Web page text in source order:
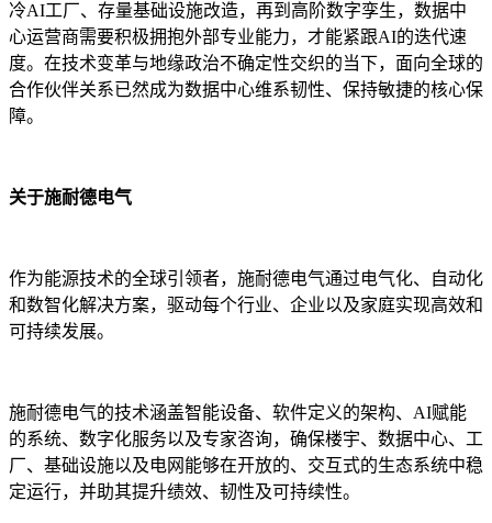
冷AI工厂、存量基础设施改造，再到高阶数字孪生，数据中
心运营商需要积极拥抱外部专业能力，才能紧跟AI的迭代速
度。在技术变革与地缘政治不确定性交织的当下，面向全球的
合作伙伴关系已然成为数据中心维系韧性、保持敏捷的核心保
障。
关于施耐德电气
作为能源技术的全球引领者，施耐德电气通过电气化、自动化
和数智化解决方案，驱动每个行业、企业以及家庭实现高效和
可持续发展。
施耐德电气的技术涵盖智能设备、软件定义的架构、AI赋能
的系统、数字化服务以及专家咨询，确保楼宇、数据中心、工
厂、基础设施以及电网能够在开放的、交互式的生态系统中稳
定运行，并助其提升绩效、韧性及可持续性。